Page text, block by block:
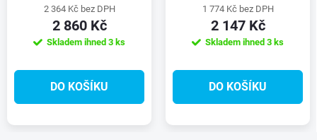
2 364 Kč bez DPH
2 860 Kč
Skladem ihned 3 ks
DO KOŠÍKU
1 774 Kč bez DPH
2 147 Kč
Skladem ihned 3 ks
DO KOŠÍKU